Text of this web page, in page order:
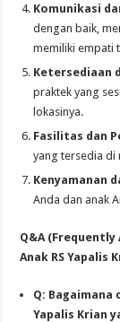
Komunikasi
dengan baik,
memiliki empati
Ketersediaan
praktek yang
lokasinya.
Fasilitas dan
yang tersedia di
Kenyamanan
Anda dan anak
Q&A
Anak RS Yapalis
Q: Bagaimana
Yapalis Krian